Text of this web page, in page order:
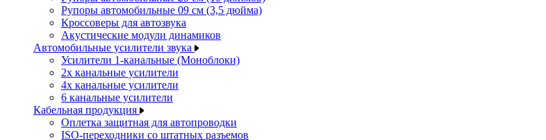
Рупоры автомобильные 09 см (3,5 дюйма)
Кроссоверы для автозвука
Акустические модули динамиков
Автомобильные усилители звука
Усилители 1-канальные (Моноблоки)
2х канальные усилители
4х канальные усилители
6 канальные усилители
Кабельная продукция
Оплетка защитная для автопроводки
ISO-переходники со штатных разъемов